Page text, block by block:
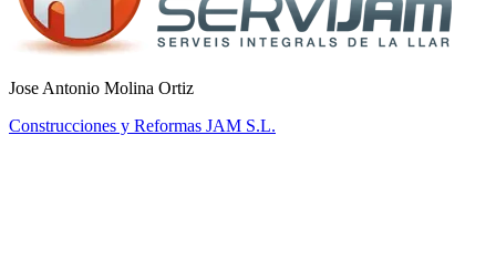
Jose Antonio Molina Ortiz
Construcciones y Reformas JAM S.L.